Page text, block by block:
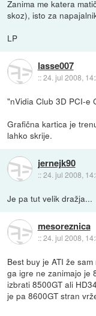
Zanima me katera
skoz), isto za
LP
lasse007
::24. jul 2008,
"nVidia Club 3D PCI-e
Grafična kartica je
lahko skrije.
jernejk90
::24. jul 2008,
Je pa tut velik dražja...
mesoreznica
::24. jul 2008,
Best buy je ATI že
ga igre ne zanimajo je
izbrati 8500GT ali
je pa 8600GT stran